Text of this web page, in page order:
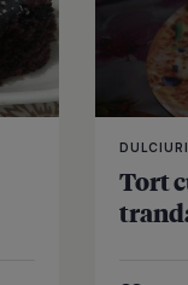
DULCIURI
Tort